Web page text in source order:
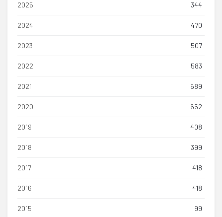
2025 344
2024 470
2023 507
2022 583
2021 689
2020 652
2019 408
2018 399
2017 418
2016 418
2015 99